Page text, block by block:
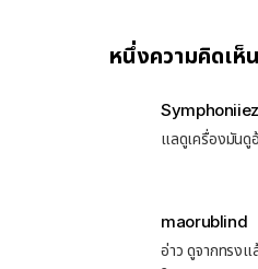
หนึ่งความคิดเห็น
Symphoniiez
แลดูเครื่องมันดู
maorublind
อ่าว ดูจากทรงแ